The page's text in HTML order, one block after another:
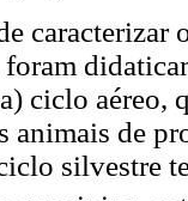
caracterizar
ciclo aéreo,
animais de
silvestre